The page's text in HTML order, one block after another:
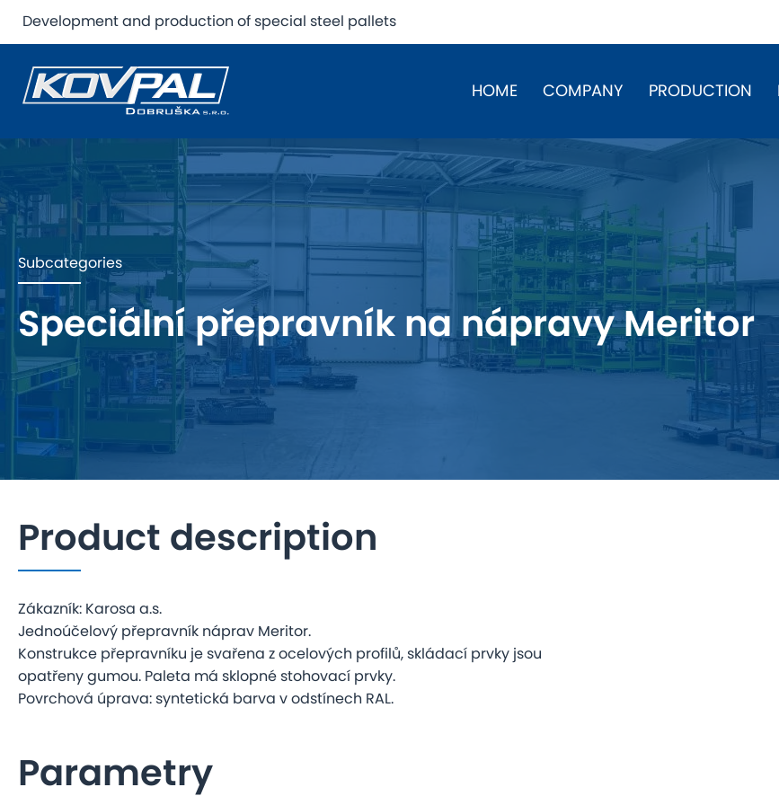
Development and production of special steel pallets
HOME COMPANY PRODUCTION
Subcategories
Speciální přepravník na nápravy Meritor
Product description
Zákazník: Karosa a.s.
Jednoúčelový přepravník náprav Meritor.
Konstrukce přepravníku je svařena z ocelových profilů, skládací prvky jsou
opatřeny gumou. Paleta má sklopné stohovací prvky.
Povrchová úprava: syntetická barva v odstínech RAL.
Parametry